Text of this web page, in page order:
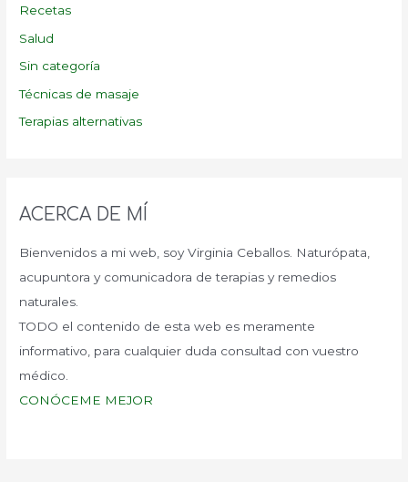
Recetas
Salud
Sin categoría
Técnicas de masaje
Terapias alternativas
ACERCA DE MÍ
Bienvenidos a mi web, soy Virginia Ceballos. Naturópata,
acupuntora y comunicadora de terapias y remedios
naturales.
TODO el contenido de esta web es meramente
informativo, para cualquier duda consultad con vuestro
médico.
CONÓCEME MEJOR